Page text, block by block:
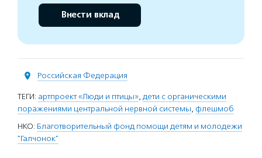
Внести вклад
Российская Федерация
ТЕГИ: артпроект «Люди и птицы», дети с органическими
поражениями центральной нервной системы, флешмоб
НКО: Благотворительный фонд помощи детям и молодежи
"Галчонок"